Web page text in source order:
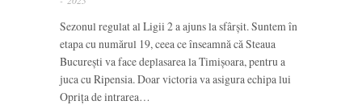
Sezonul regulat al Ligii 2 a ajuns la sfârșit. Suntem în
etapa cu numărul 19, ceea ce înseamnă că Steaua
București va face deplasarea la Timișoara, pentru a
juca cu Ripensia. Doar victoria va asigura echipa lui
Oprița de intrarea…